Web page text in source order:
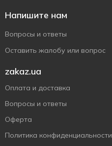
Напишите нам
Вопросы и ответы
Оставить жалобу или вопрос
zakaz.ua
Оплата и доставка
Вопросы и ответы
Оферта
Политика конфиденциальности